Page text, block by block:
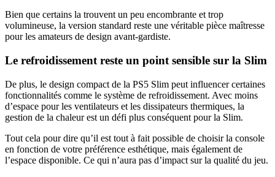
Bien que certains la trouvent un peu encombrante et trop
volumineuse, la version standard reste une véritable pièce maîtresse
pour les amateurs de design avant-gardiste.
Le refroidissement reste un point sensible sur la Slim
De plus, le design compact de la PS5 Slim peut influencer certaines
fonctionnalités comme le système de refroidissement. Avec moins
d’espace pour les ventilateurs et les dissipateurs thermiques, la
gestion de la chaleur est un défi plus conséquent pour la Slim.
Tout cela pour dire qu’il est tout à fait possible de choisir la console
en fonction de votre préférence esthétique, mais également de
l’espace disponible. Ce qui n’aura pas d’impact sur la qualité du jeu.